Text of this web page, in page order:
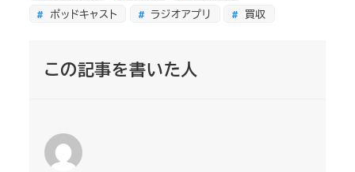
ポッドキャスト
ラジオアプリ 買収
この記事を書いた人